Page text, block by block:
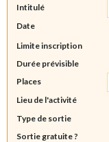
Intitulé
Date
Limite inscription
Durée prévisible
Places
Lieu de l'activité
Type de sortie
Sortie gratuite ?